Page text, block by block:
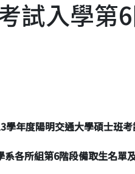
試入學第
學年度陽明交通大學碩士班
系各所組第6階段備取生名單